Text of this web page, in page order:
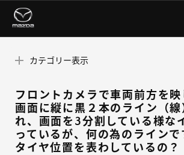
カテゴリー表示
フロントカメラで車両前方を
画面に縦に黒２本のライン（線
れ、画面を3分割している様な
っているが、何の為のライン
タイヤ位置を表わしているの？